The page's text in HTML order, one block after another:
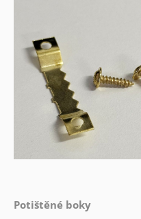
Potištěné boky